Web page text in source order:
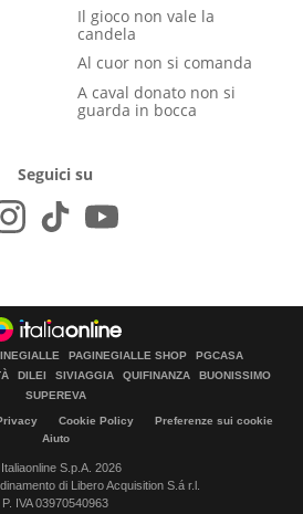
Il gioco non vale la
candela
Al cuor non si comanda
A caval donato non si
guarda in bocca
Seguici su
PAGINEGIALLE SHOP
PGCASA
DILEI SIVIAGGIA QUIFINANZA
BUONISSIMO
SUPEREVA
Cookie Policy
Preferenze sui cookie
Aiuto
S.p.A. 2026
di Libero Acquisition S.á r.l.
P. IVA 03970540963